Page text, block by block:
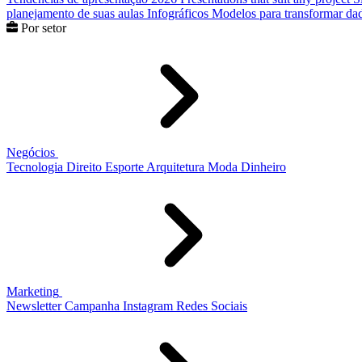
planejamento de suas aulas Infográficos Modelos para transformar
Por setor
Negócios
Tecnologia Direito Esporte Arquitetura Moda Dinheiro
Marketing
Newsletter Campanha Instagram Redes Sociais